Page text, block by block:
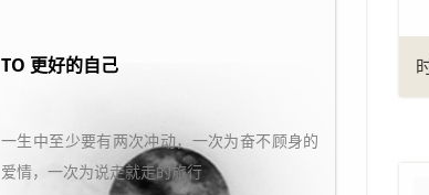
TO 更好的自己
一生中至少要有两次冲动，一次为奋不顾身的
爱情，一次为说走就走的旅行